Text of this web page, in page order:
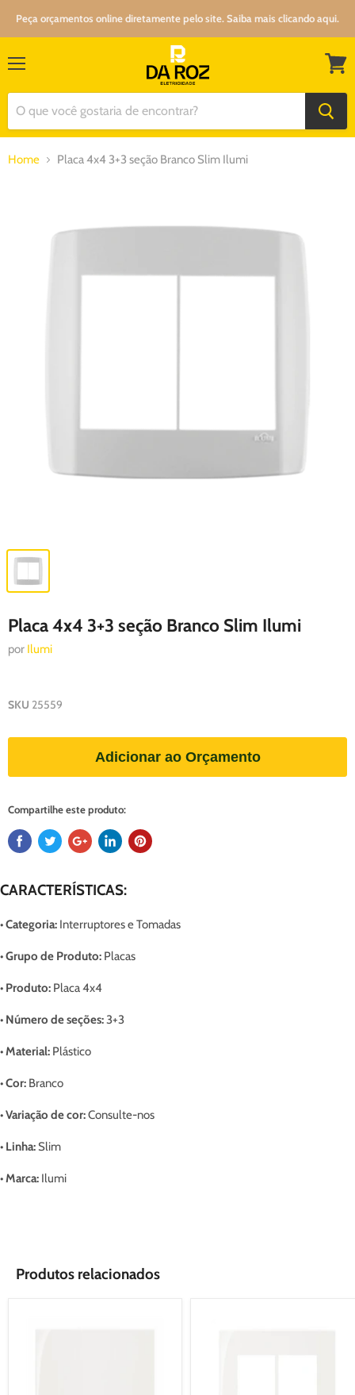
Peça orçamentos online diretamente pelo site. Saiba mais clicando aqui.
Home Placa 4x4 3+3 seção Branco Slim Ilumi
Placa 4x4 3+3 seção Branco Slim Ilumi
por Ilumi
SKU 25559
Adicionar ao Orçamento
Compartilhe este produto:
CARACTERÍSTICAS:
• Categoria: Interruptores e Tomadas
• Grupo de Produto: Placas
• Produto: Placa 4x4
• Número de seções:3+3
• Material: Plástico
• Cor: Branco
• Variação de cor:Consulte-nos
• Linha: Slim
• Marca: Ilumi
Produtos relacionados